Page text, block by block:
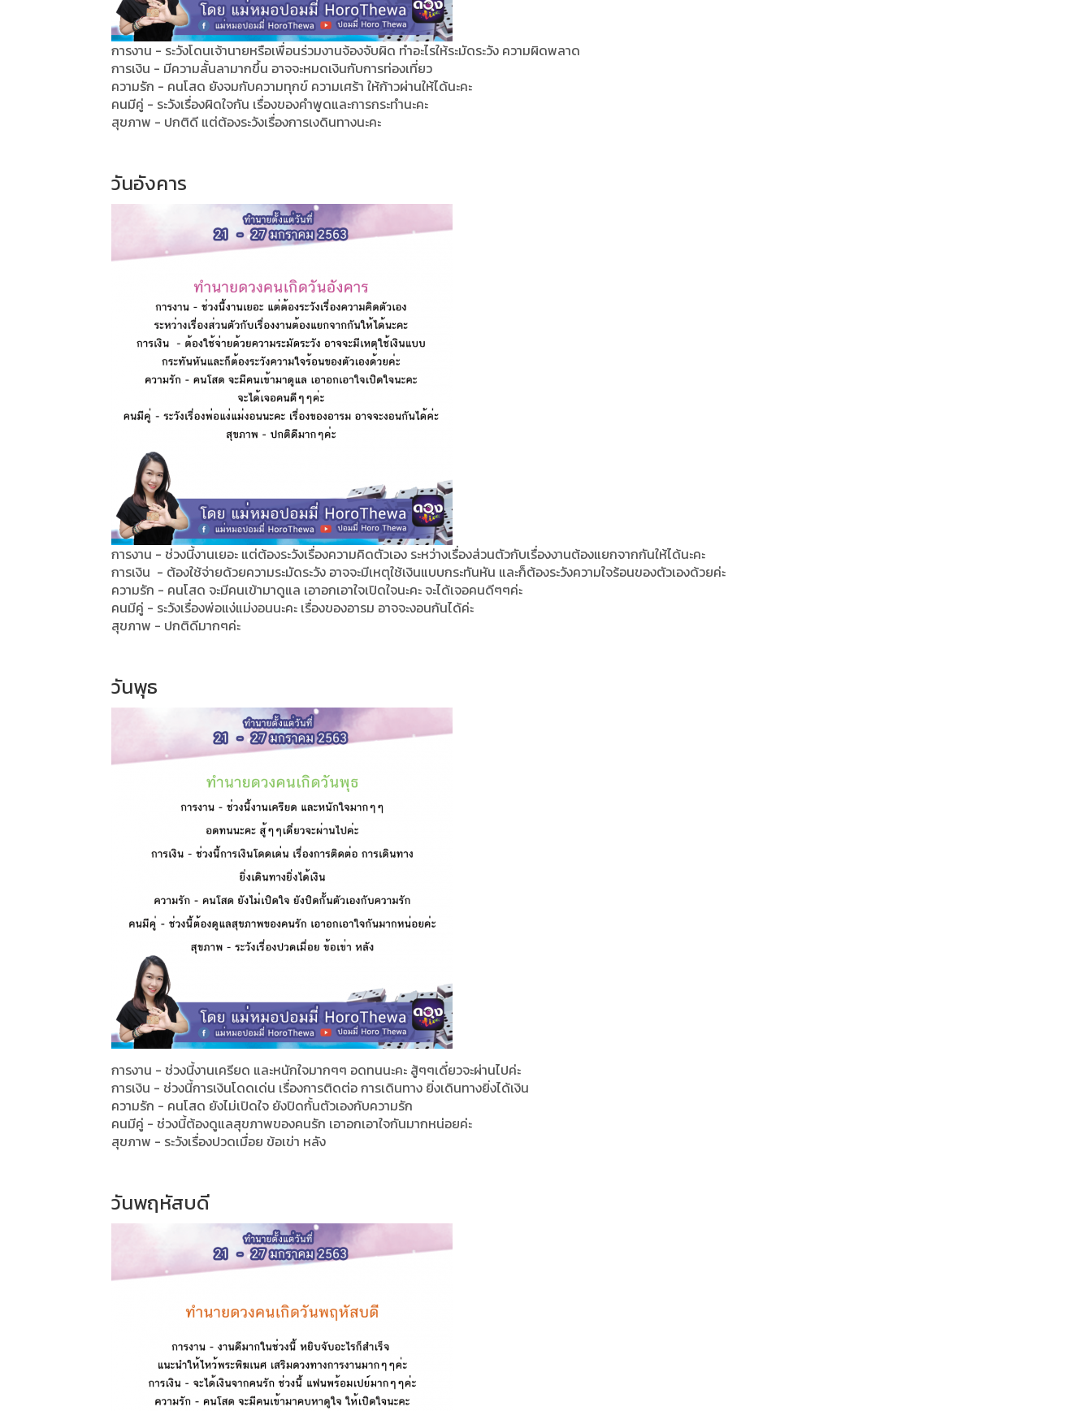
การงาน - ระวังโดนเจ้านายหรือเพื่อนร่วมงานจ้องจับผิด ทำอะไรให้ระมัดระวัง ความผิดพลาด
การเงิน - มีความลั้นลามากขึ้น อาจจะหมดเงินกับการท่องเที่ยว
ความรัก - คนโสด ยังจมกับความทุกข์ ความเศร้า ให้ก้าวผ่านให้ได้นะคะ
คนมีคู่ - ระวังเรื่องผิดใจกัน เรื่องของคำพูดและการกระทำนะคะ
สุขภาพ - ปกติดี แต่ต้องระวังเรื่องการเงดินทางนะคะ
วันอังคาร
การงาน - ช่วงนี้งานเยอะ แต่ต้องระวังเรื่องความคิดตัวเอง ระหว่างเรื่องส่วนตัวกับเรื่องงานต้องแยกจากกันให้ได้นะคะ
การเงิน - ต้องใช้จ่ายด้วยความระมัดระวัง อาจจะมีเหตุใช้เงินแบบกระทันหัน และก็ต้องระวังความใจร้อนของตัวเองด้วยค่ะ
ความรัก - คนโสด จะมีคนเข้ามาดูแล เอาอกเอาใจเปิดใจนะคะ จะได้เจอคนดีๆๆค่ะ
คนมีคู่ - ระวังเรื่องพ่อแง่แม่งอนนะคะ เรื่องของอารม อาจจะงอนกันได้ค่ะ
สุขภาพ - ปกติดีมากๆค่ะ
วันพุธ
การงาน - ช่วงนี้งานเครียด และหนักใจมากๆๆ อดทนนะคะ สู้ๆๆเดี๋ยวจะผ่านไปค่ะ
การเงิน - ช่วงนี้การเงินโดดเด่น เรื่องการติดต่อ การเดินทาง ยิ่งเดินทางยิ่งได้เงิน
ความรัก - คนโสด ยังไม่เปิดใจ ยังปิดกั้นตัวเองกับความรัก
คนมีคู่ - ช่วงนี้ต้องดูแลสุขภาพของคนรัก เอาอกเอาใจกันมากหน่อยค่ะ
สุขภาพ - ระวังเรื่องปวดเมื่อย ข้อเข่า หลัง
วันพฤหัสบดี